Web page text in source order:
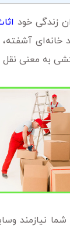
زندگی خود
خانه‌ای
به معنی نقل
نیازمند